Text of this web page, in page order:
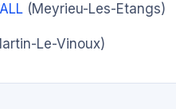
(Meyrieu-Les-Etangs)
Le-Vinoux)